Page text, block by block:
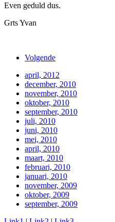
Even geduld dus.
Grts Yvan
Volgende
april, 2012
december, 2010
november, 2010
oktober, 2010
september, 2010
juli, 2010
juni, 2010
mei, 2010
april, 2010
maart, 2010
februari, 2010
januari, 2010
november, 2009
oktober, 2009
september, 2009